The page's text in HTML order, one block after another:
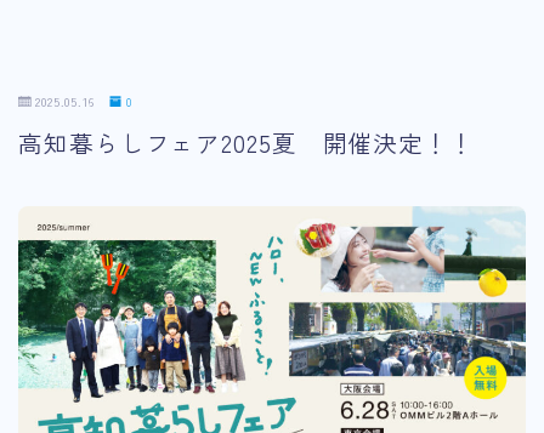
2025.05.16 0
高知暮らしフェア2025夏 開催決定！！